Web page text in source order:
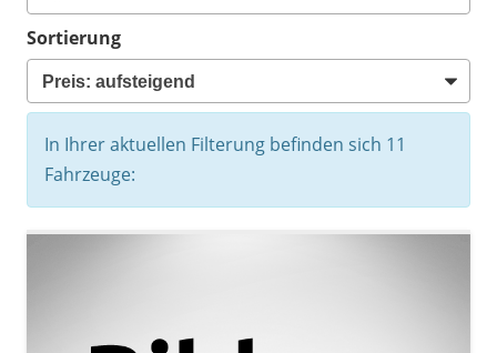
Sortierung
In Ihrer aktuellen Filterung befinden sich 11
Fahrzeuge: